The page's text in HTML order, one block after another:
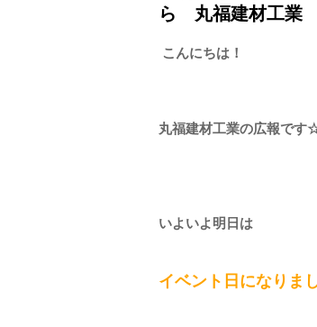
ら 丸福建材工業
こんにちは！
丸福建材工業の広報です
いよいよ明日は
イベント日になりま